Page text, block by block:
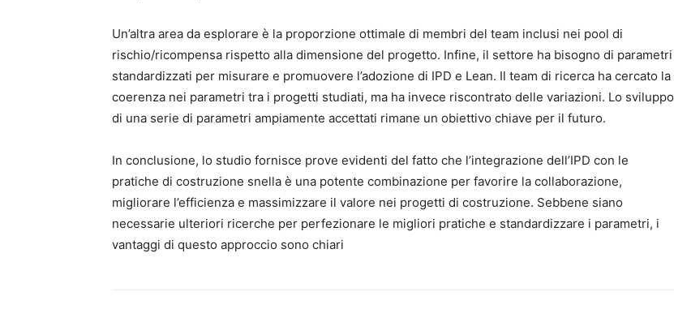
Un’altra area da esplorare è la proporzione ottimale di membri del team inclusi nei pool di
rischio/ricompensa rispetto alla dimensione del progetto. Infine, il settore ha bisogno di parametri
standardizzati per misurare e promuovere l’adozione di IPD e Lean. Il team di ricerca ha cercato la
coerenza nei parametri tra i progetti studiati, ma ha invece riscontrato delle variazioni. Lo sviluppo
di una serie di parametri ampiamente accettati rimane un obiettivo chiave per il futuro.
In conclusione, lo studio fornisce prove evidenti del fatto che l’integrazione dell’IPD con le
pratiche di costruzione snella è una potente combinazione per favorire la collaborazione,
migliorare l’efficienza e massimizzare il valore nei progetti di costruzione. Sebbene siano
necessarie ulteriori ricerche per perfezionare le migliori pratiche e standardizzare i parametri, i
vantaggi di questo approccio sono chiari